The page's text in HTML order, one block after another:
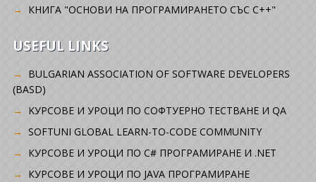
КНИГА "ОСНОВИ НА ПРОГРАМИРАНЕТО СЪС C++"
USEFUL LINKS
BULGARIAN ASSOCIATION OF SOFTWARE DEVELOPERS
(BASD)
KУРСОВЕ И УРОЦИ ПО СОФТУЕРНО ТЕСТВАНЕ И QA
SOFTUNI GLOBAL LEARN-TO-CODE COMMUNITY
КУРСОВЕ И УРОЦИ ПО C# ПРОГРАМИРАНЕ И .NET
КУРСОВЕ И УРОЦИ ПО JAVA ПРОГРАМИРАНЕ